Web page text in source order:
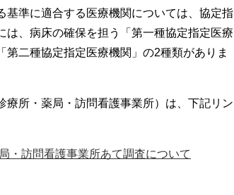
基準に適合する医療機関については、協定指
、病床の確保を担う「第一種協定指定医療
二種協定指定医療機関」の2種類がありま
所・薬局・訪問看護事業所）は、下記リン
・訪問看護事業所あて調査について